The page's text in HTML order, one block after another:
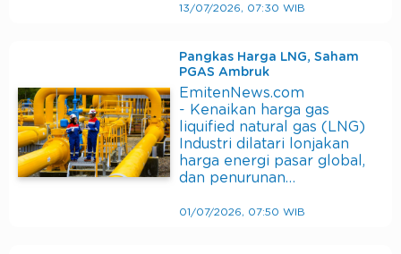
13/07/2026, 07:30 WIB
Pangkas Harga LNG, Saham
PGAS Ambruk
EmitenNews.com
- Kenaikan harga gas
liquified natural gas (LNG)
Industri dilatari lonjakan
harga energi pasar global,
dan penurunan…
01/07/2026, 07:50 WIB